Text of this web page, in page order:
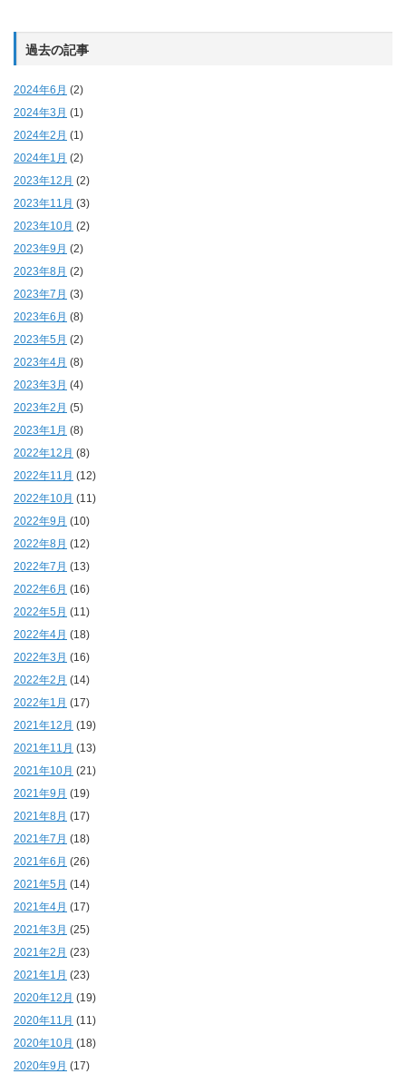
過去の記事
2024年6月 (2)
2024年3月 (1)
2024年2月 (1)
2024年1月 (2)
2023年12月 (2)
2023年11月 (3)
2023年10月 (2)
2023年9月 (2)
2023年8月 (2)
2023年7月 (3)
2023年6月 (8)
2023年5月 (2)
2023年4月 (8)
2023年3月 (4)
2023年2月 (5)
2023年1月 (8)
2022年12月 (8)
2022年11月 (12)
2022年10月 (11)
2022年9月 (10)
2022年8月 (12)
2022年7月 (13)
2022年6月 (16)
2022年5月 (11)
2022年4月 (18)
2022年3月 (16)
2022年2月 (14)
2022年1月 (17)
2021年12月 (19)
2021年11月 (13)
2021年10月 (21)
2021年9月 (19)
2021年8月 (17)
2021年7月 (18)
2021年6月 (26)
2021年5月 (14)
2021年4月 (17)
2021年3月 (25)
2021年2月 (23)
2021年1月 (23)
2020年12月 (19)
2020年11月 (11)
2020年10月 (18)
2020年9月 (17)